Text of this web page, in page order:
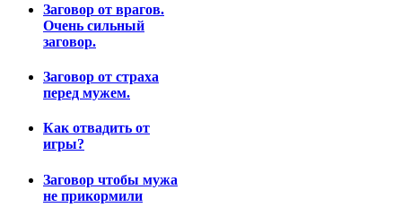
Заговор от врагов.
Очень сильный
заговор.
Заговор от страха
перед мужем.
Как отвадить от
игры?
Заговор чтобы мужа
не прикормили